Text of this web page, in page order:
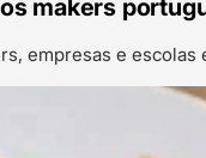
makers
empresas e escolas